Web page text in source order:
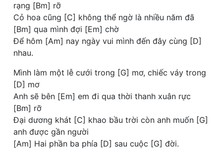
rạng [Bm] rỡ
Cỏ hoa cũng [C] không thể ngờ là nhiều năm đã
[Bm] qua mình đợi [Em] chờ
Để hôm [Am] nay ngày vui mình đến đây cùng [D]
nhau.
Mình làm một lễ cưới trong [G] mơ, chiếc váy trong
[D] mơ
Anh sẽ bên [Em] em đi qua thời thanh xuân rực
[Bm] rỡ
Đại dương khát [C] khao bầu trời còn anh muốn [G]
anh được gần người
[Am] Hai phần ba phía [D] sau cuộc [G] đời.